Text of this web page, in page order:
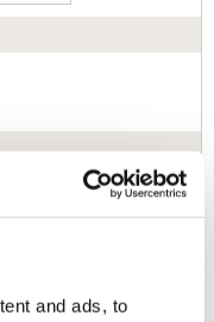
and ads, to